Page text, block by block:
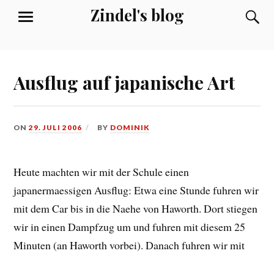
Zindel's blog
MENU
Ausflug auf japanische Art
ON29. JULI 2006 BY DOMINIK
Heute machten wir mit der Schule einen
japanermaessigen Ausflug: Etwa eine Stunde fuhren wir
mit dem Car bis in die Naehe von Haworth. Dort stiegen
wir in einen Dampfzug um und fuhren mit diesem 25
Minuten (an Haworth vorbei). Danach fuhren wir mit